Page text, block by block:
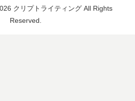
クリプトライティング All Rights
Reserved.